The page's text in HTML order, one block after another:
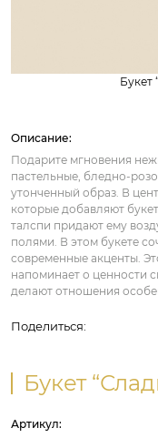
Букет
Описание:
Подарите мгновения
пастельные, бледно-
утонченный образ. В
которые добавляют
талспи придают ему
полями. В этом букете
современные акценты.
напоминает о ценности
делают отношения
Поделиться:
Букет
Артикул: